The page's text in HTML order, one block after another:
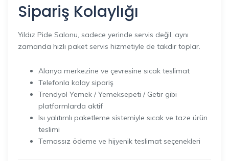
Sipariş Kolaylığı
Yıldız Pide Salonu, sadece yerinde servis değil, aynı
zamanda hızlı paket servis hizmetiyle de takdir toplar.
Alanya merkezine ve çevresine sıcak teslimat
Telefonla kolay sipariş
Trendyol Yemek / Yemeksepeti / Getir gibi
platformlarda aktif
Isı yalıtımlı paketleme sistemiyle sıcak ve taze ürün
teslimi
Temassız ödeme ve hijyenik teslimat seçenekleri